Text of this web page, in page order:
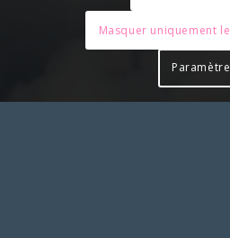
Masquer uniquement